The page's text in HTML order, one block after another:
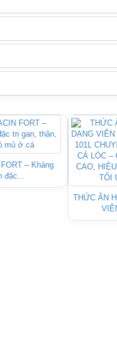
– Kháng
đặc...
THỨC ĂN